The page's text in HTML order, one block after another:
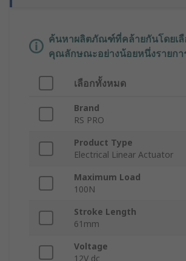
ค้นหาผลิตภัณฑ์ที่คล้ายกันโดยเลื
คุณลักษณะอย่างน้อยหนึ่งรายกา
เลือกทั้งหมด
Brand
RS PRO
Product Type
Electrical Linear Actuator
Maximum Load
100N
Stroke Length
61mm
Voltage
12V dc